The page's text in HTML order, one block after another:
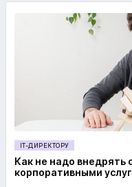
IT-ДИРЕКТОРУ
Как не надо внедрять
корпоративными